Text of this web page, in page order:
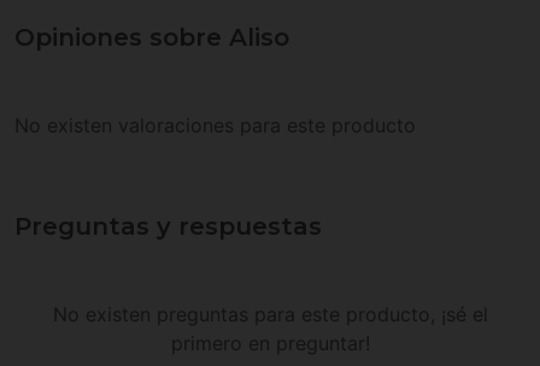
Opiniones sobre Aliso
No existen valoraciones para este producto
Preguntas y respuestas
No existen preguntas para este producto, ¡sé el
primero en preguntar!